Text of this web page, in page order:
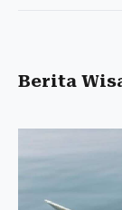
Berita